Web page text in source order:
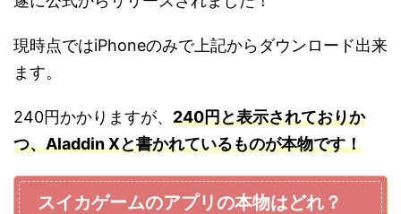
現時点ではiPhoneのみで上記からダウンロード出来
ます。
240円かかりますが、 240円と表示されておりか
つ、Aladdin Xと書かれているものが本物です！
スイカゲームのアプリの本物はどれ？